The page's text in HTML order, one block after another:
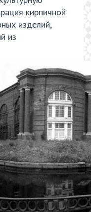
кирпичной
изделий,
из